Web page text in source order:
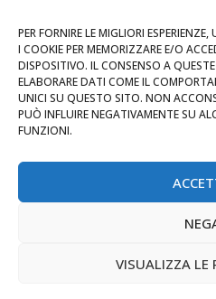
PER FORNIRE LE MIGLIORI
I COOKIE PER MEMORIZZARE E/O
DISPOSITIVO. IL CONSENSO A
ELABORARE DATI COME IL
UNICI SU QUESTO SITO. NON
PUÒ INFLUIRE NEGATIVAMENTE SU
FUNZIONI.
VISUALIZZA LE
Privacy Policy
Cookie Policy